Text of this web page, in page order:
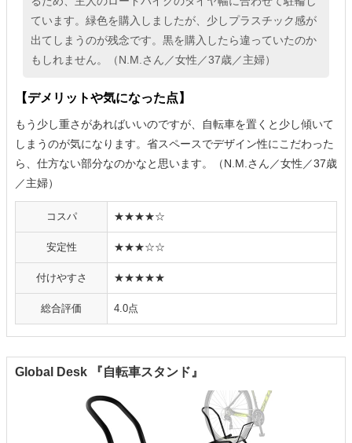
ています。緑色を購入しましたが、少しプラスチック感が
出てしまうのが残念です。黒を購入したら違っていたのか
もしれません。（N.M.さん／女性／37歳／主婦）
【デメリットや気になった点】
もう少し重さがあればいいのですが、自転車を置くと少し傾いて
しまうのが気になります。省スペースでデザイン性にこだわった
ら、仕方ない部分なのかなと思います。（N.M.さん／女性／37歳
／主婦）
コスパ ★★★★☆
安定性 ★★★☆☆
付けやすさ ★★★★★
総合評価 4.0点
Global Desk 『自転車スタンド』